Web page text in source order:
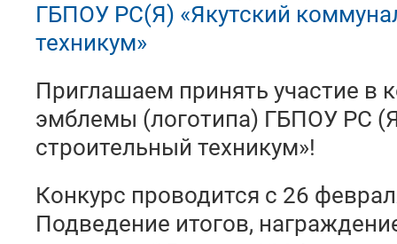
ГБПОУ РС(Я) «Якутский
техникум»
Приглашаем принять участие в
эмблемы (логотипа) ГБПОУ РС
строительный техникум»!
Конкурс проводится с 26
Подведение итогов,